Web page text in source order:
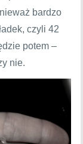
bardzo
czyli 42
potem –
nie.